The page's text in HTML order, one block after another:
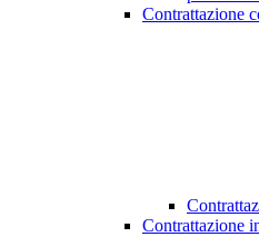
Contrattazione
Contrattazione